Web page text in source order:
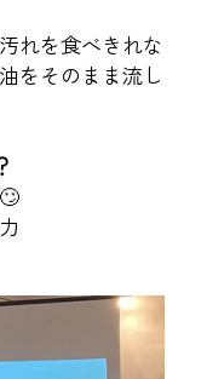
れを食べきれな
をそのまま流し